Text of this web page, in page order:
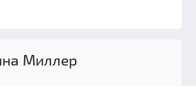
Миллер